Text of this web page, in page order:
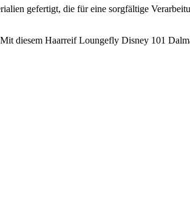
gefertigt, die für eine sorgfältige
diesem Haarreif Loungefly Disney 101